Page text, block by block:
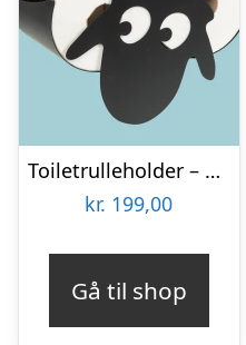
Toiletrulleholder – Liggende får
kr. 199,00
Gå til shop